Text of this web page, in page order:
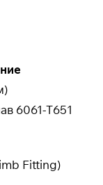
6061-T651
Fitting)